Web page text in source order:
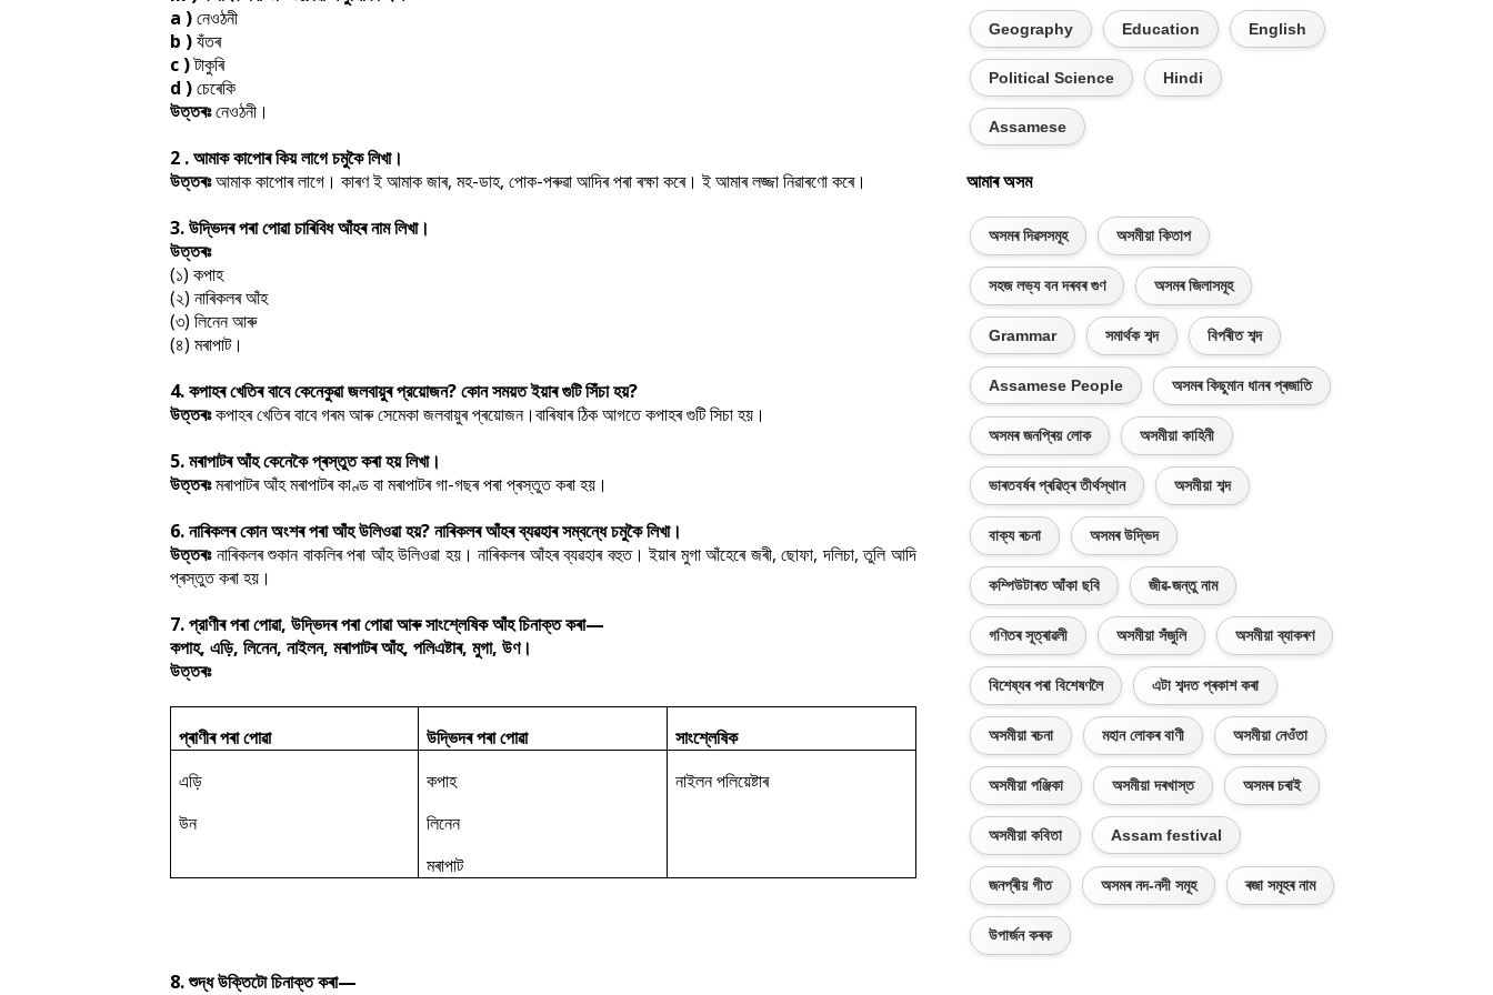
a )নেওঠনী
b )যঁতৰ
c )টাকুৰি
d )চেৰেকি
উত্তৰঃনেওঠনী।
2 . আমাক কাপােৰ কিয় লাগে চমুকৈ লিখা।
উত্তৰঃআমাক কাপোৰ লাগে। কাৰণ ই আমাক জাৰ, মহ-ডাহ, পোক-পৰুৱা আদিৰ পৰা ৰক্ষা কৰে। ই আমাৰ লজ্জা নিৱাৰণো কৰে।
3. উদ্ভিদৰ পৰা পােৱা চাৰিবিধ আঁহৰ নাম লিখা।
উত্তৰঃ
(১) কপাহ
(২) নাৰিকলৰ আঁহ
(৩) লিনেন আৰু
(৪) মৰাপাট।
4. কপাহৰ খেতিৰ বাবে কেনেকুৱা জলবায়ুৰ প্রয়ােজন? কোন সময়ত ইয়াৰ গুটি সিঁচা হয়?
উত্তৰঃকপাহৰ খেতিৰ বাবে গৰম আৰু সেমেকা জলবায়ুৰ প্ৰয়োজন।বাৰিষাৰ ঠিক আগতে কপাহৰ গুটি সিচা হয়।
5. মৰাপাটৰ আঁহ কেনেকৈ প্ৰস্তুত কৰা হয় লিখা।
উত্তৰঃমৰাপাটৰ আঁহ মৰাপাটৰ কাণ্ড বা মৰাপাটৰ গা-গছৰ পৰা প্ৰস্তুত কৰা হয়।
6. নাৰিকলৰ কোন অংশৰ পৰা আঁহ উলিওৱা হয়? নাৰিকলৰ আঁহৰ ব্যৱহাৰ সম্বন্ধে চমুকৈ লিখা।
উত্তৰঃনাৰিকলৰ শুকান বাকলিৰ পৰা আঁহ উলিওৱা হয়। নাৰিকলৰ আঁহৰ ব্যৱহাৰ বহুত। ইয়াৰ মুগা আঁহেৰে জৰী, ছোফা, দলিচা, তুলি আদি
প্ৰস্তুত কৰা হয়।
7. প্রাণীৰ পৰা পােৱা, উদ্ভিদৰ পৰা পােৱা আৰু সাংশ্লেষিক আঁহ চিনাক্ত কৰা—
কপাহ, এড়ি, লিনেন, নাইলন, মৰাপাটৰ আঁহ, পলিএষ্টাৰ, মুগা, উণ।
উত্তৰঃ
প্ৰাণীৰ পৰা পোৱা উদ্ভিদৰ পৰা পোৱা
সাংশ্লেষিক
এড়ি
উন
কপাহ
লিনেন
মৰাপাট
নাইলন পলিয়েষ্টাৰ
8. শুদ্ধ উক্তিটো চিনাক্ত কৰা—
Geography Education English
Political Science Hindi
Assamese
আমাৰ অসম
অসমৰ দিৱসসমূহ অসমীয়া কিতাপ
সহজ লভ্য বন দৰবৰ গুণ অসমৰ জিলাসমূহ
Grammar সমাৰ্থক শব্দ বিপৰীত শব্দ
Assamese People অসমৰ কিছুমান ধানৰ প্ৰজাতি
অসমৰ জনপ্ৰিয় লোক অসমীয়া কাহিনী
ভাৰতবৰ্ষৰ প্ৰৱিত্ৰ তীৰ্থস্থান অসমীয়া শব্দ
বাক্য ৰচনা অসমৰ উদ্ভিদ
কম্পিউটাৰত আঁকা ছবি জীৱ-জন্তু নাম
গণিতৰ সূত্ৰাৱলী অসমীয়া সঁজুলি অসমীয়া ব্যাকৰণ
বিশেষ্যৰ পৰা বিশেষণলৈ এটা শব্দত প্ৰকাশ কৰা
অসমীয়া ৰচনা মহান লোকৰ বাণী অসমীয়া নেওঁতা
অসমীয়া পঞ্জিকা অসমীয়া দৰখাস্ত অসমৰ চৰাই
অসমীয়া কবিতা Assam festival
জনপ্ৰীয় গীত অসমৰ নদ-নদী সমূহ ৰজা সমূহৰ নাম
উপাৰ্জন কৰক